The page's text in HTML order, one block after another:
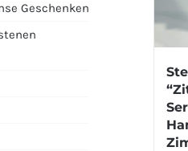
Geschenken